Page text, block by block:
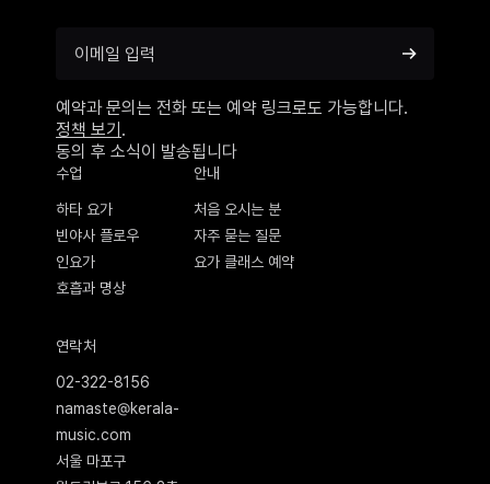
예약과 문의는 전화 또는 예약 링크로도 가능합니다.
정책 보기 .
동의 후 소식이 발송됩니다
수업
하타 요가
빈야사 플로우
인요가
호흡과 명상
안내
처음 오시는 분
자주 묻는 질문
요가 클래스 예약
연락처
02-322-8156
namaste@kerala-
music.com
서울 마포구